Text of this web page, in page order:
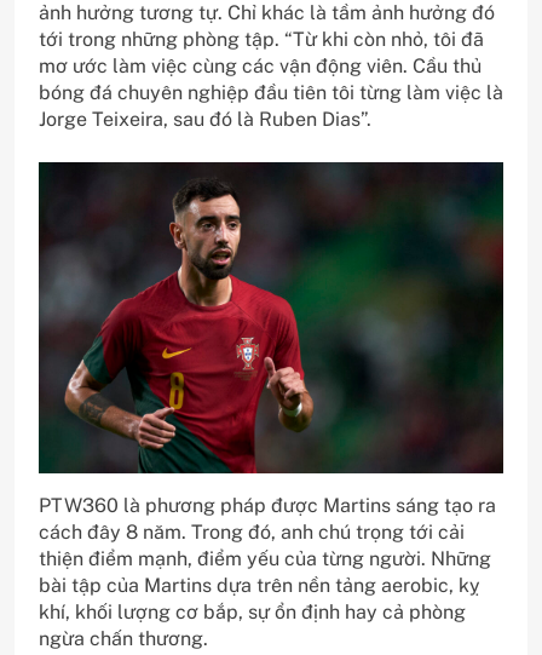
ảnh hưởng tương tự. Chỉ khác là tầm ảnh hưởng đó
tới trong những phòng tập. “Từ khi còn nhỏ, tôi đã
mơ ước làm việc cùng các vận động viên. Cầu thủ
bóng đá chuyên nghiệp đầu tiên tôi từng làm việc là
Jorge Teixeira, sau đó là Ruben Dias”.
PTW360 là phương pháp được Martins sáng tạo ra
cách đây 8 năm. Trong đó, anh chú trọng tới cải
thiện điểm mạnh, điểm yếu của từng người. Những
bài tập của Martins dựa trên nền tảng aerobic, kỵ
khí, khối lượng cơ bắp, sự ổn định hay cả phòng
ngừa chấn thương.